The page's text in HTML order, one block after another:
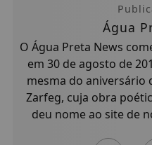
Água
O Água Preta News
em 30 de agosto de
mesma do aniversário
Zarfeg, cuja obra
deu nome ao site de